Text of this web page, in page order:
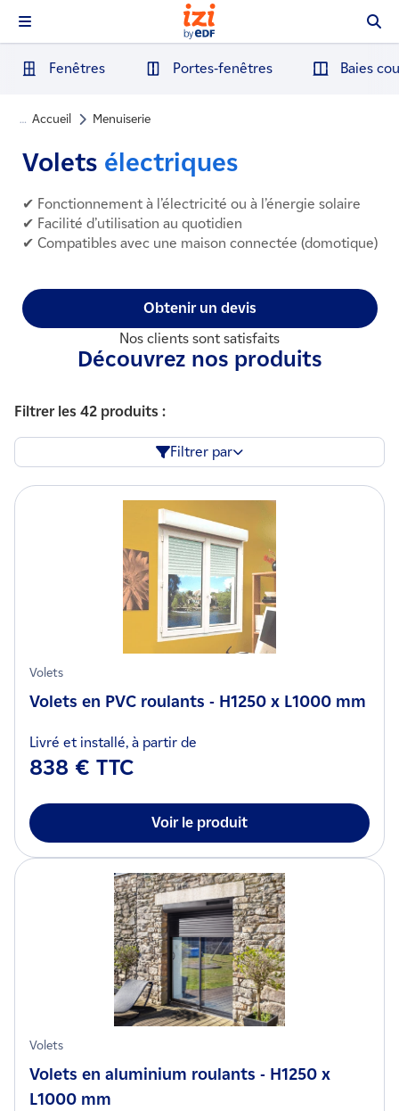
Fenêtres Portes-fenêtres Baies
… Accueil Menuiserie
Volets électriques
✔ Fonctionnement à l’électricité ou à l’énergie solaire
✔ Facilité d’utilisation au quotidien
✔ Compatibles avec une maison connectée (domotique)
Obtenir un devis
Nos clients sont satisfaits
Découvrez nos produits
Filtrer les 42 produits :
Filtrer par
Volets
Volets en PVC roulants - H1250 x L1000 mm
Livré et installé, à partir de
838 € TTC
Voir le produit
Volets
Volets en aluminium roulants - H1250 x
L1000 mm